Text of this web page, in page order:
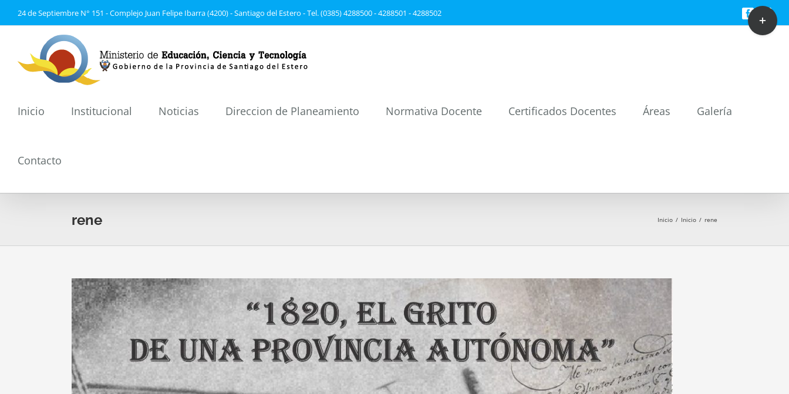
al
24 de Septiembre N° 151 - Complejo Juan Felipe Ibarra (4200) - Santiago del Estero - Tel. (0385) 4288500 - 4288501 - 4288502 Facebook
Inicio Institucional Noticias Direccion de Planeamiento Normativa Docente Certificados Docentes Áreas Galería
Contacto
rene Inicio / Inicio / rene
Toggle
Sliding